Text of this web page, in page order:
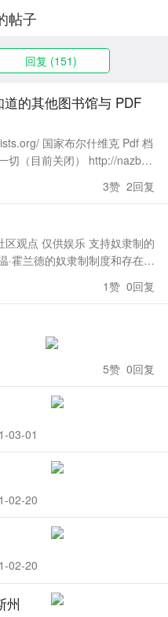
帖子
回复 (151)
道的其他图书馆与 PDF
国家布尔什维克 Pdf 档
切（目前关闭） http://nazbol.
3赞 2回复
供娱乐 支持奴隶制的
1赞 0回复
5赞 0回复
03-01
02-20
02-20
州